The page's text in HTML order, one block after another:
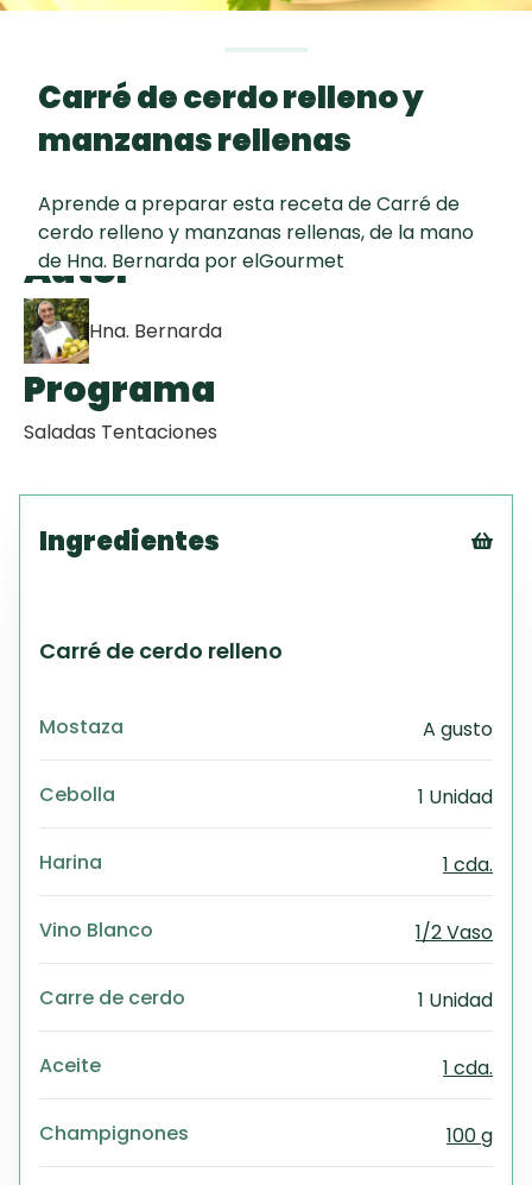
Chocolate
Red Velvet
Carré de cerdo relleno y
manzanas rellenas
Aprende a preparar esta receta de Carré de
cerdo relleno y manzanas rellenas, de la mano
de Hna. Bernarda por elGourmet
Autor
Hna. Bernarda
Programa
Saladas Tentaciones
Ingredientes
Carré de cerdo relleno
Mostaza A gusto
Cebolla 1 Unidad
Harina 1 cda.
Vino Blanco 1/2 Vaso
Carre de cerdo 1 Unidad
Aceite 1 cda.
Champignones 100 g